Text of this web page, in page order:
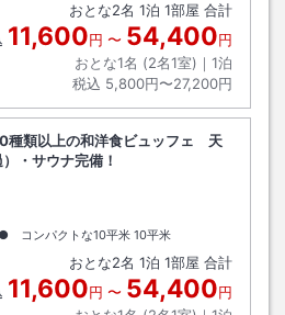
おとな2名 1泊 1部屋 合計
11,600円 〜 54,400円
おとな1名 (2名1室)｜ 1泊
税込 5,800円〜27,200円
種類以上の和洋食ビュッフェ 天
・サウナ完備！
ンパクトな10平米 10平米
おとな2名 1泊 1部屋 合計
11,600円 〜 54,400円